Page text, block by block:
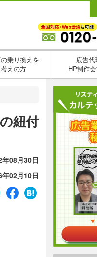
乗り換えを
えの方
広告代
HP制作
紐付
年08月30日
年02月10日